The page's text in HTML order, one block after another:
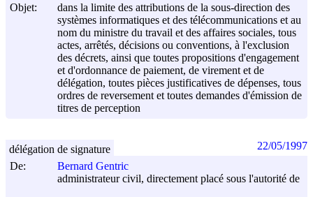
Objet:
dans la limite des attributions de la sous-direction des
systèmes informatiques et des télécommunications et au
nom du ministre du travail et des affaires sociales, tous
actes, arrêtés, décisions ou conventions, à l'exclusion
des décrets, ainsi que toutes propositions d'engagement
et d'ordonnance de paiement, de virement et de
délégation, toutes pièces justificatives de dépenses, tous
ordres de reversement et toutes demandes d'émission de
titres de perception
De:
Bernard Gentric
administrateur civil, directement placé sous l'autorité de
délégation de signature 22/05/1997